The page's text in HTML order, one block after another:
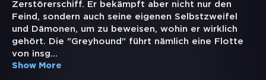
Zerstörerschiff. Er bekämpft aber nicht nur den
Feind, sondern auch seine eigenen Selbstzweifel
und Dämonen, um zu beweisen, wohin er wirklich
gehört. Die "Greyhound" führt nämlich eine Flotte
von insg...
Show More